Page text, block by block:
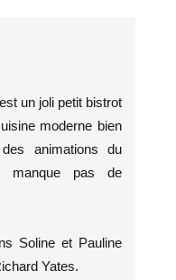
un joli petit bistrot
moderne bien
animations du
manque pas de
Soline et Pauline
Yates.